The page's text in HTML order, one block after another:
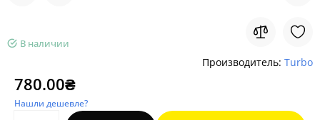
В наличии
Производитель: Turbo
780.00₴
Нашли дешевле?